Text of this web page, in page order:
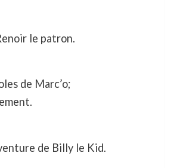
le patron.
de Marc’o;
de Billy le Kid.